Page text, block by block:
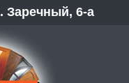
Заречный, 6-а